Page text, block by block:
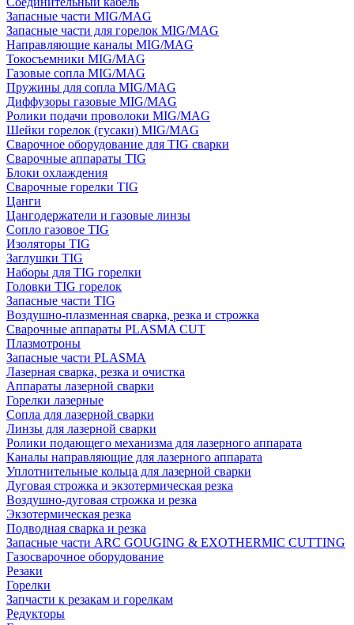
Запасные части MIG/MAG
Запасные части для горелок MIG/MAG
Направляющие каналы MIG/MAG
Токосъемники MIG/MAG
Газовые сопла MIG/MAG
Пружины для сопла MIG/MAG
Диффузоры газовые MIG/MAG
Ролики подачи проволоки MIG/MAG
Шейки горелок (гусаки) MIG/MAG
Сварочное оборудование для TIG сварки
Сварочные аппараты TIG
Блоки охлаждения
Сварочные горелки TIG
Цанги
Цангодержатели и газовые линзы
Сопло газовое TIG
Изоляторы TIG
Заглушки TIG
Наборы для TIG горелки
Головки TIG горелок
Запасные части TIG
Воздушно-плазменная сварка, резка и строжка
Сварочные аппараты PLASMA CUT
Плазмотроны
Запасные части PLASMA
Лазерная сварка, резка и очистка
Аппараты лазерной сварки
Горелки лазерные
Сопла для лазерной сварки
Линзы для лазерной сварки
Ролики подающего механизма для лазерного аппарата
Каналы направляющие для лазерного аппарата
Уплотнительные кольца для лазерной сварки
Дуговая строжка и экзотермическая резка
Воздушно-дуговая строжка и резка
Экзотермическая резка
Подводная сварка и резка
Запасные части ARC GOUGING & EXOTHERMIC CUTTING
Газосварочное оборудование
Резаки
Горелки
Запчасти к резакам и горелкам
Редукторы